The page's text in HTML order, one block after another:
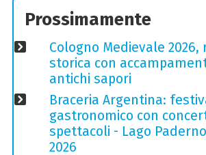
Prossimamente
Cologno Medievale 2026,
storica con
antichi sapori
Braceria Argentina:
gastronomico con
spettacoli - Lago
2026